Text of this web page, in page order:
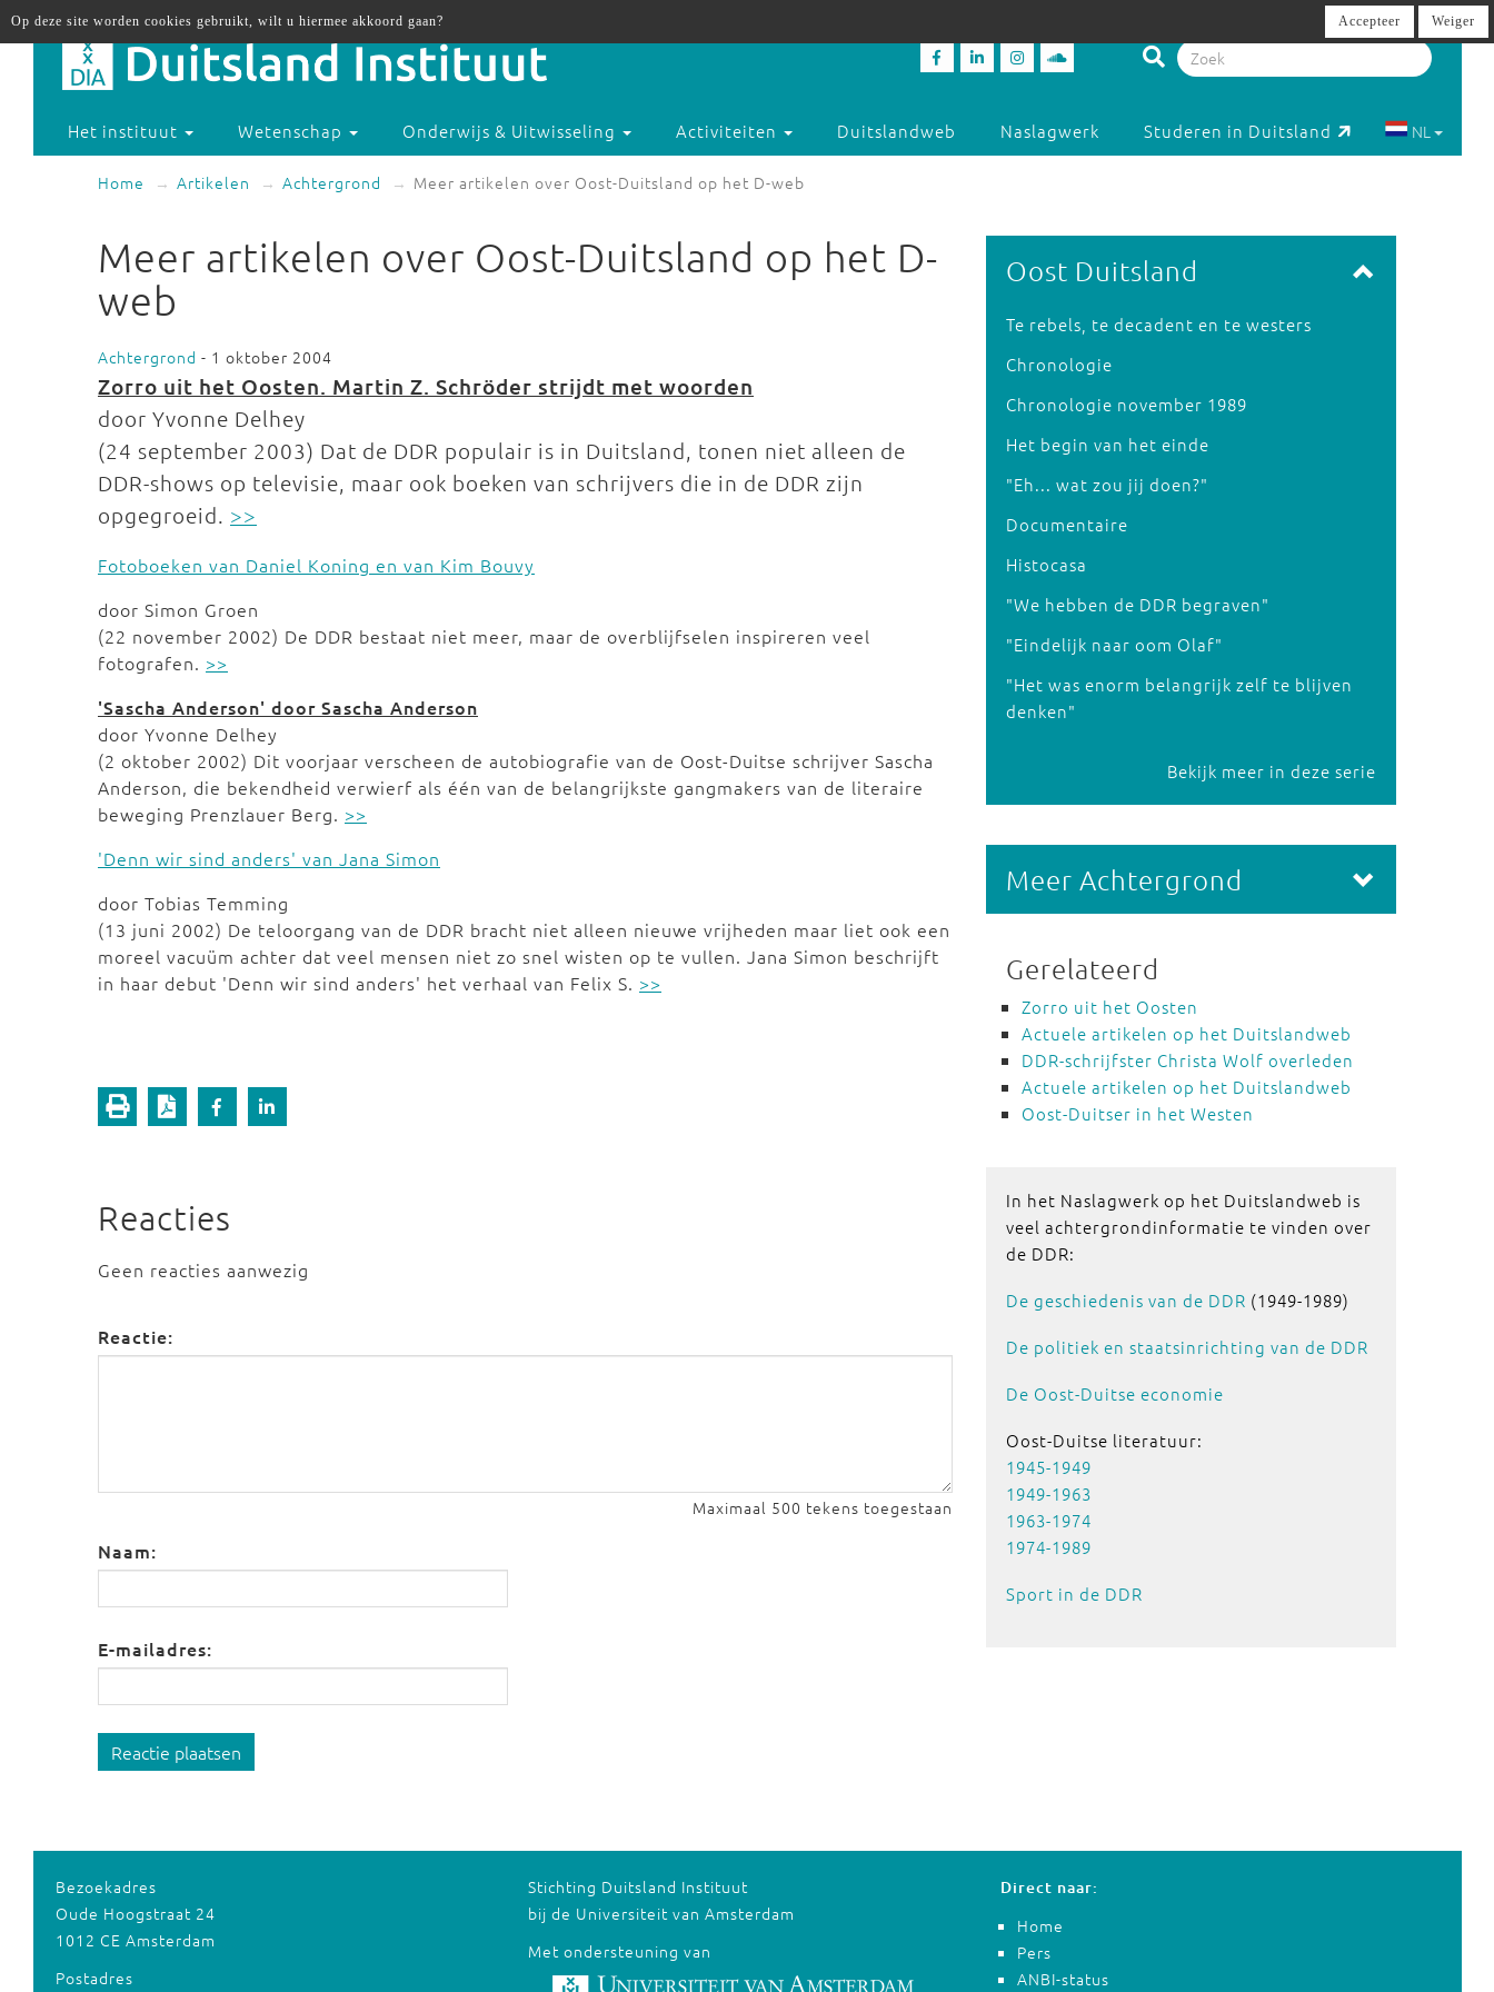
Het instituut Wetenschap Onderwijs & Uitwisseling Activiteiten Duitslandweb Naslagwerk Studeren in Duitsland NL
Home Artikelen Achtergrond Meer artikelen over Oost-Duitsland op het D-web
Meer artikelen over Oost-Duitsland op het D-
web
Achtergrond - 1 oktober 2004
Zorro uit het Oosten. Martin Z. Schröder strijdt met woorden
door Yvonne Delhey
(24 september 2003) Dat de DDR populair is in Duitsland, tonen niet alleen de
DDR-shows op televisie, maar ook boeken van schrijvers die in de DDR zijn
opgegroeid. >>
Fotoboeken van Daniel Koning en van Kim Bouvy
door Simon Groen
(22 november 2002) De DDR bestaat niet meer, maar de overblijfselen inspireren veel
fotografen. >>
'Sascha Anderson' door Sascha Anderson
door Yvonne Delhey
(2 oktober 2002) Dit voorjaar verscheen de autobiografie van de Oost-Duitse schrijver Sascha
Anderson, die bekendheid verwierf als één van de belangrijkste gangmakers van de literaire
beweging Prenzlauer Berg. >>
'Denn wir sind anders' van Jana Simon
door Tobias Temming
(13 juni 2002) De teloorgang van de DDR bracht niet alleen nieuwe vrijheden maar liet ook een
moreel vacuüm achter dat veel mensen niet zo snel wisten op te vullen. Jana Simon beschrijft
in haar debut 'Denn wir sind anders' het verhaal van Felix S. >>
Reacties
Geen reacties aanwezig
Reactie:
Maximaal 500 tekens toegestaan
Naam:
E-mailadres:
Reactie plaatsen
Oost Duitsland
Te rebels, te decadent en te westers
Chronologie
Chronologie november 1989
Het begin van het einde
"Eh... wat zou jij doen?"
Documentaire
Histocasa
"We hebben de DDR begraven"
"Eindelijk naar oom Olaf"
"Het was enorm belangrijk zelf te blijven
denken"
Bekijk meer in deze serie
Meer Achtergrond
Gerelateerd
Zorro uit het Oosten
Actuele artikelen op het Duitslandweb
DDR-schrijfster Christa Wolf overleden
Actuele artikelen op het Duitslandweb
Oost-Duitser in het Westen
In het Naslagwerk op het Duitslandweb is
veel achtergrondinformatie te vinden over
de DDR:
De geschiedenis van de DDR (1949-1989)
De politiek en staatsinrichting van de DDR
De Oost-Duitse economie
Oost-Duitse literatuur:
1945-1949
1949-1963
1963-1974
1974-1989
Sport in de DDR
Bezoekadres
Oude Hoogstraat 24
1012 CE Amsterdam
Postadres
Stichting Duitsland Instituut
bij de Universiteit van Amsterdam
Met ondersteuning van
Direct naar:
Home
Pers
ANBI-status
Op deze site worden cookies gebruikt, wilt u hiermee akkoord gaan? Accepteer Weiger